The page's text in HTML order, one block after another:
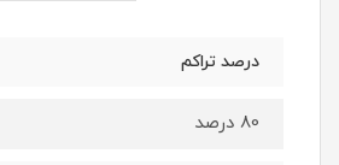
درصد تراکم
80 درصد